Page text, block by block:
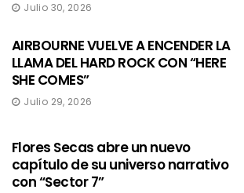
Julio 30, 2026
AIRBOURNE VUELVE A ENCENDER LA
LLAMA DEL HARD ROCK CON “HERE
SHE COMES”
Julio 29, 2026
Flores Secas abre un nuevo
capítulo de su universo narrativo
con “Sector 7”